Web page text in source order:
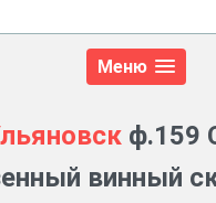
Меню
ф.159
винный